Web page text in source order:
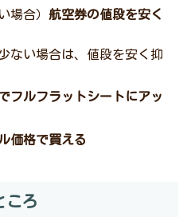
場合）航空券の値段を安く
い場合は、値段を安く抑
フルフラットシートにアッ
価格で買える
ころ